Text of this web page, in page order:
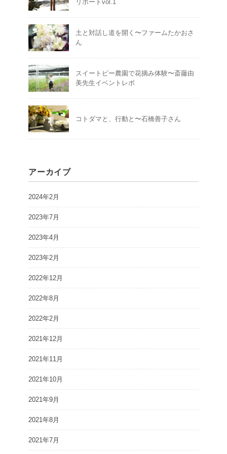
リポートvol.1
土と対話し道を開く〜ファームたかおさ
ん
スイートピー農園で花摘み体験〜斎藤由
美先生イベントレポ
コトダマと、行動と〜石橋善子さん
アーカイブ
2024年2月
2023年7月
2023年4月
2023年2月
2022年12月
2022年8月
2022年2月
2021年12月
2021年11月
2021年10月
2021年9月
2021年8月
2021年7月